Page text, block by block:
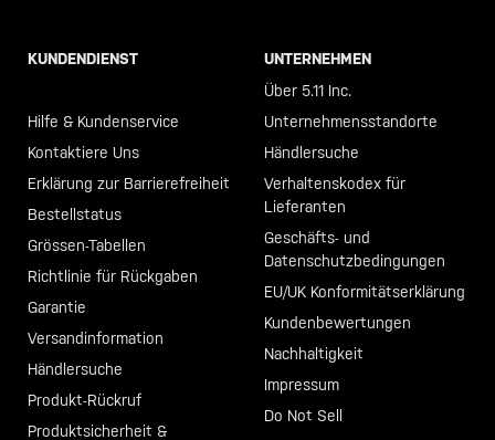
KUNDENDIENST
Hilfe & Kundenservice
Kontaktiere Uns
Erklärung zur Barrierefreiheit
Bestellstatus
Grössen-Tabellen
Richtlinie für Rückgaben
Garantie
Versandinformation
Händlersuche
Produkt-Rückruf
Produktsicherheit &
UNTERNEHMEN
Über 5.11 Inc.
Unternehmensstandorte
Händlersuche
Verhaltenskodex für
Lieferanten
Geschäfts- und
Datenschutzbedingungen
EU/UK Konformitätserklärung
Kundenbewertungen
Nachhaltigkeit
Impressum
Do Not Sell